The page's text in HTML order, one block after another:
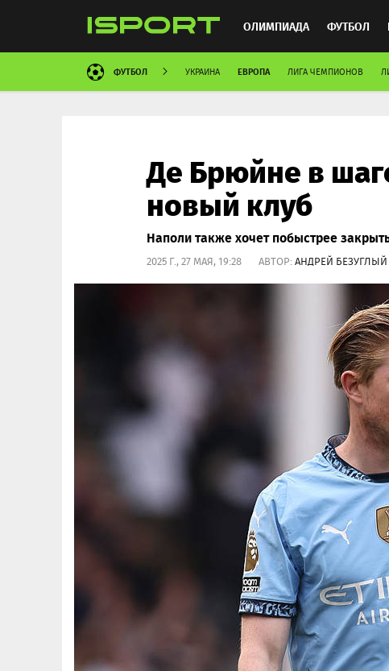
ОЛИМПИАДА ФУТБОЛ
ХОККЕЙ ММА
ФУТБОЛ УКРАИНА ЕВРОПА ЛИГА ЧЕМПИОНОВ
Де Брюйне в
новый клуб
Наполи также хочет побыстрее
2025 Г., 27 МАЯ, 19:28 АВТОР: АНДРЕЙ БЕЗУГЛЫЙ